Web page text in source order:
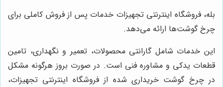
بله، فروشگاه اینترنتی تجهیزات خدمات پس از فروش کاملی برای
چرخ گوشت‌ها ارائه می‌دهد.
این خدمات شامل گارانتی محصولات، تعمیر و نگهداری، تامین
قطعات یدکی و مشاوره فنی است. در صورت بروز هرگونه مشکل
در چرخ گوشت خریداری شده از فروشگاه اینترنتی تجهیزات،